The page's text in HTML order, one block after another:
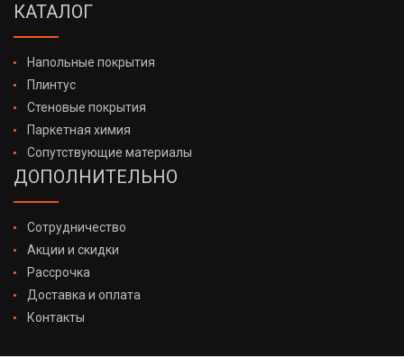
КАТАЛОГ
Напольные покрытия
Плинтус
Стеновые покрытия
Паркетная химия
Сопутствующие материалы
ДОПОЛНИТЕЛЬНО
Сотрудничество
Акции и скидки
Рассрочка
Доставка и оплата
Контакты